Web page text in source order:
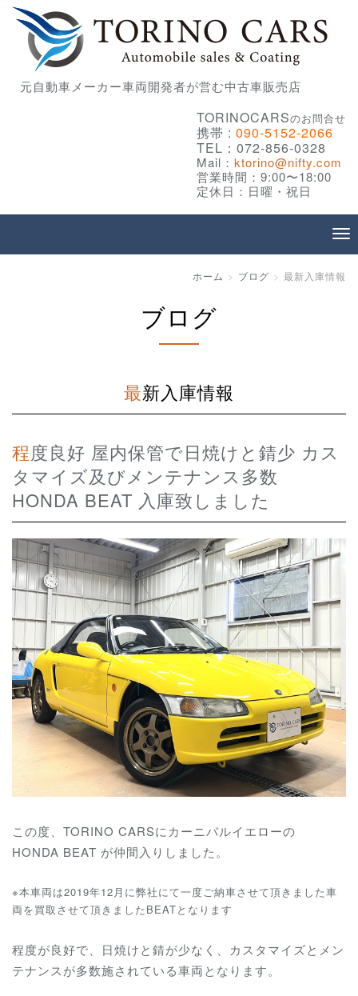
元自動車メーカー車両開発者が営む中古車販売店
TORINOCARSのお問合せ
携帯 : 090-5152-2066
TEL：072-856-0328
Mail： ktorino@nifty.com
営業時間：9:00〜18:00
定休日：日曜・祝日
ホーム ブログ 最新入庫情報
ブログ
最新入庫情報
程度良好 屋内保管で日焼けと錆少 カス
タマイズ及びメンテナンス多数
HONDA BEAT 入庫致しました
この度、TORINO CARSにカーニバルイエローの
HONDA BEAT が仲間入りしました。
※本車両は2019年12月に弊社にて一度ご納車させて頂きました車
両を買取させて頂きましたBEATとなります
程度が良好で、日焼けと錆が少なく、カスタマイズとメン
テナンスが多数施されている車両となります。